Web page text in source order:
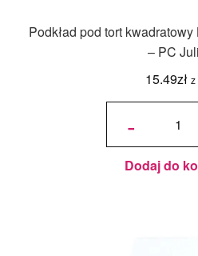
Podkład pod tort
– PC
15.49zł z
-
ilość
kwadratowy
Biały 34x34
cm, h 1 cm -
PC Julita
Dodaj do